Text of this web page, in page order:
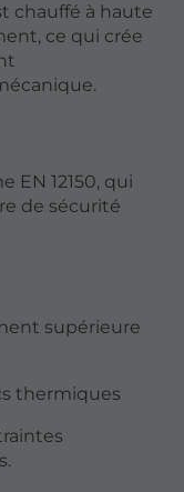
chauffé à haute
ce qui crée
EN 12150, qui
de sécurité
supérieure
thermiques